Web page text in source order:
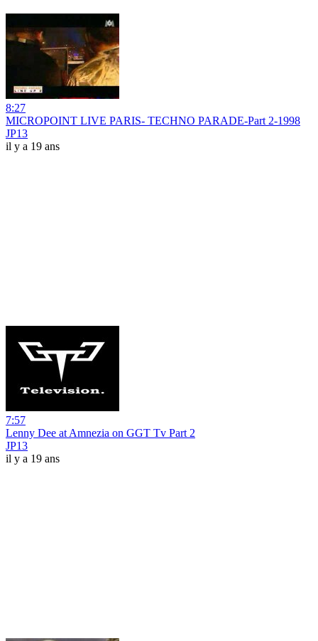
8:27
MICROPOINT LIVE PARIS- TECHNO PARADE-Part 2-1998
JP13
il y a 19 ans
7:57
Lenny Dee at Amnezia on GGT Tv Part 2
JP13
il y a 19 ans